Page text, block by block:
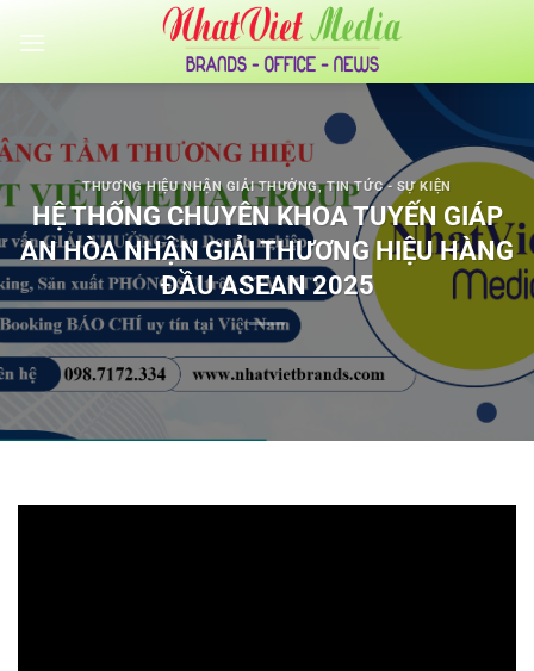
qua
THƯƠNG HIỆU NHẬN GIẢI THƯỞNG,TIN TỨC - SỰ KIỆN
HỆ THỐNG CHUYÊN KHOA TUYẾN GIÁP
AN HÒA NHẬN GIẢI THƯƠNG HIỆU HÀNG
ĐẦU ASEAN 2025